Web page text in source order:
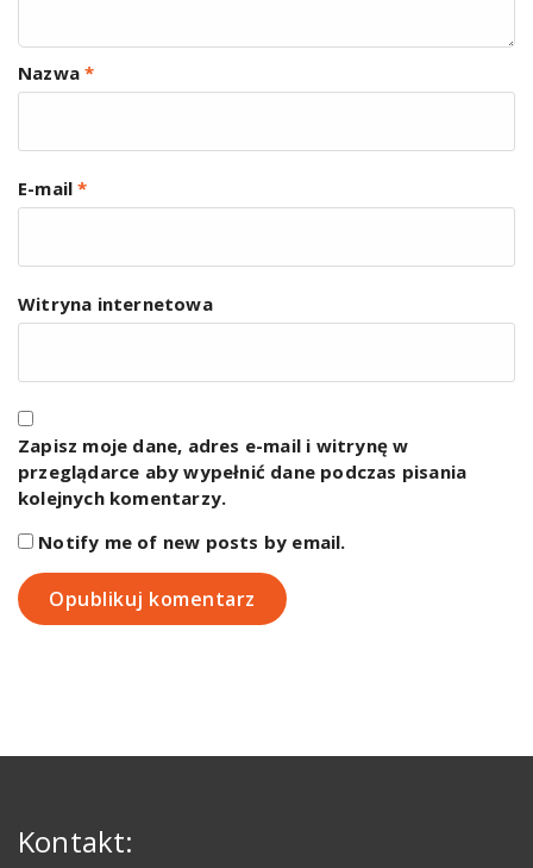
Nazwa*
E-mail*
Witryna internetowa
Zapisz moje dane, adres e-mail i witrynę w
przeglądarce aby wypełnić dane podczas pisania
kolejnych komentarzy.
Notify me of new posts by email.
Kontakt: